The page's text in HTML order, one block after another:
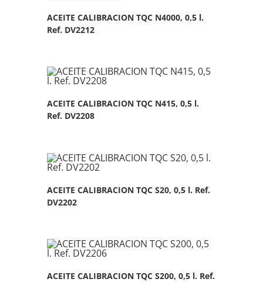
ACEITE CALIBRACION TQC N4000, 0,5 l.
Ref. DV2212
ACEITE CALIBRACION TQC N415, 0,5 l.
Ref. DV2208
ACEITE CALIBRACION TQC S20, 0,5 l. Ref.
DV2202
ACEITE CALIBRACION TQC S200, 0,5 l. Ref.